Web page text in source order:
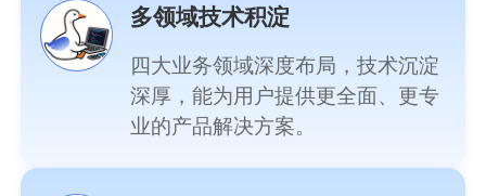
多领域技术积淀
四大业务领域深度布局，技术沉淀
深厚，能为用户提供更全面、更专
业的产品解决方案。